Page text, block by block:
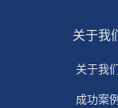
关于我们
关于我们
成功案例